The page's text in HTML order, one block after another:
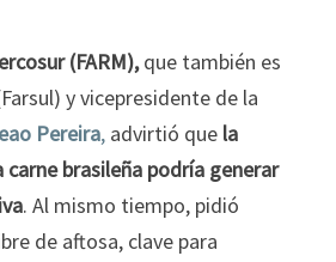
(FARM),que también es
y vicepresidente de la
Pereira, advirtió que la
brasileña podría generar
. Al mismo tiempo, pidió
de aftosa, clave para